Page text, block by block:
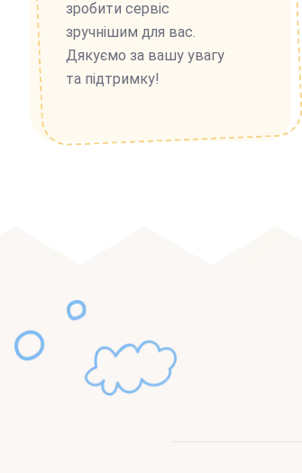
зробити сервіс
зручнішим для вас.
Дякуємо за вашу увагу
та підтримку!